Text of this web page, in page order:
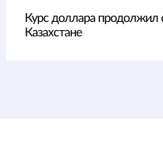
Курс доллара продолжил
Казахстане